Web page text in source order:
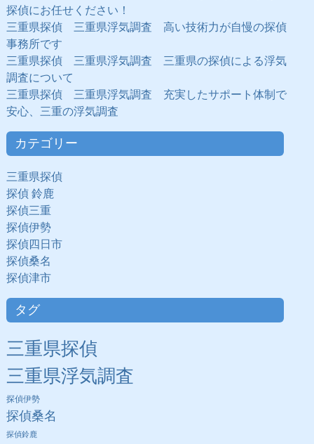
探偵にお任せください！
三重県探偵 三重県浮気調査 高い技術力が自慢の探偵
事務所です
三重県探偵 三重県浮気調査 三重県の探偵による浮気
調査について
三重県探偵 三重県浮気調査 充実したサポート体制で
安心、三重の浮気調査
カテゴリー
三重県探偵
探偵 鈴鹿
探偵三重
探偵伊勢
探偵四日市
探偵桑名
探偵津市
タグ
三重県探偵
三重県浮気調査
探偵伊勢
探偵桑名
探偵鈴鹿